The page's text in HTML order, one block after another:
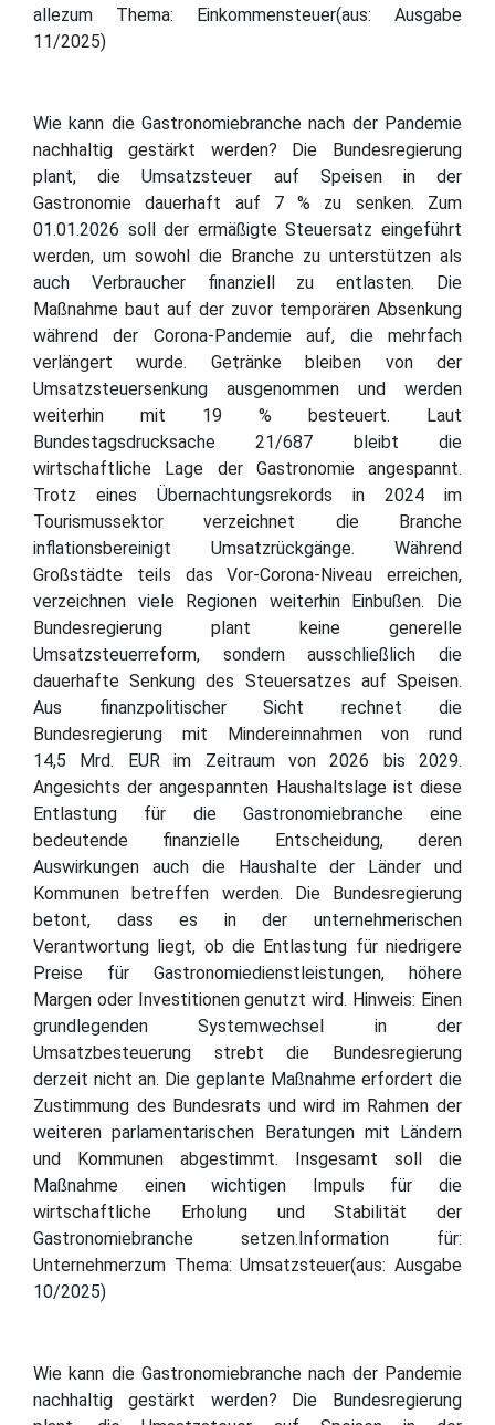
allezum Thema: Einkommensteuer(aus: Ausgabe
11/2025)
Wie kann die Gastronomiebranche nach der Pandemie
nachhaltig gestärkt werden? Die Bundesregierung
plant, die Umsatzsteuer auf Speisen in der
Gastronomie dauerhaft auf 7 % zu senken. Zum
01.01.2026 soll der ermäßigte Steuersatz eingeführt
werden, um sowohl die Branche zu unterstützen als
auch Verbraucher finanziell zu entlasten. Die
Maßnahme baut auf der zuvor temporären Absenkung
während der Corona-Pandemie auf, die mehrfach
verlängert wurde. Getränke bleiben von der
Umsatzsteuersenkung ausgenommen und werden
weiterhin mit 19 % besteuert. Laut
Bundestagsdrucksache 21/687 bleibt die
wirtschaftliche Lage der Gastronomie angespannt.
Trotz eines Übernachtungsrekords in 2024 im
Tourismussektor verzeichnet die Branche
inflationsbereinigt Umsatzrückgänge. Während
Großstädte teils das Vor-Corona-Niveau erreichen,
verzeichnen viele Regionen weiterhin Einbußen. Die
Bundesregierung plant keine generelle
Umsatzsteuerreform, sondern ausschließlich die
dauerhafte Senkung des Steuersatzes auf Speisen.
Aus finanzpolitischer Sicht rechnet die
Bundesregierung mit Mindereinnahmen von rund
14,5 Mrd. EUR im Zeitraum von 2026 bis 2029.
Angesichts der angespannten Haushaltslage ist diese
Entlastung für die Gastronomiebranche eine
bedeutende finanzielle Entscheidung, deren
Auswirkungen auch die Haushalte der Länder und
Kommunen betreffen werden. Die Bundesregierung
betont, dass es in der unternehmerischen
Verantwortung liegt, ob die Entlastung für niedrigere
Preise für Gastronomiedienstleistungen, höhere
Margen oder Investitionen genutzt wird. Hinweis: Einen
grundlegenden Systemwechsel in der
Umsatzbesteuerung strebt die Bundesregierung
derzeit nicht an. Die geplante Maßnahme erfordert die
Zustimmung des Bundesrats und wird im Rahmen der
weiteren parlamentarischen Beratungen mit Ländern
und Kommunen abgestimmt. Insgesamt soll die
Maßnahme einen wichtigen Impuls für die
wirtschaftliche Erholung und Stabilität der
Gastronomiebranche setzen.Information für:
Unternehmerzum Thema: Umsatzsteuer(aus: Ausgabe
10/2025)
Wie kann die Gastronomiebranche nach der Pandemie
nachhaltig gestärkt werden? Die Bundesregierung